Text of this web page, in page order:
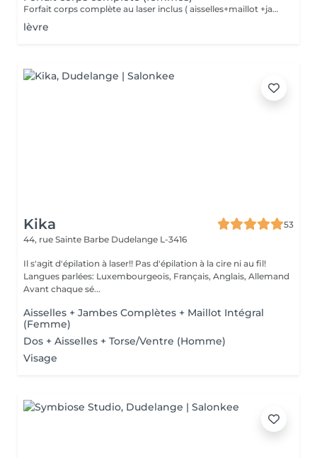
Forfait corps complète au laser inclus ( aisselles+maillot +jambes ) offre moustache
lèvre
Kika
53
44, rue Sainte Barbe Dudelange L-3416
Il s'agit d'épilation à laser!! Pas d'épilation à la cire ni au fil!
Langues parlées: Luxembourgeois, Français, Anglais, Allemand
Avant chaque sé...
Aisselles + Jambes Complètes + Maillot Intégral
(Femme)
Dos + Aisselles + Torse/Ventre (Homme)
Visage